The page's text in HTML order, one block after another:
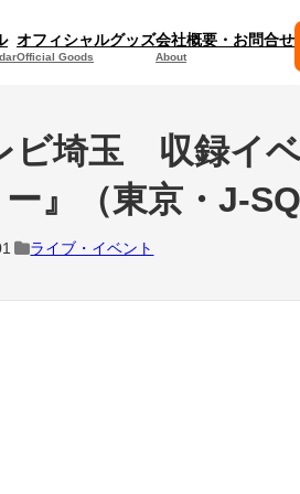
オフィシャルグッズ
Official Goods
会社概要・お問合せ
About
埼玉 収録イベ
』（東京・J-
ライブ・イベント